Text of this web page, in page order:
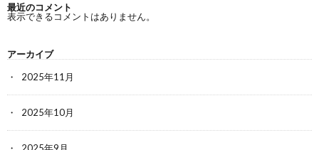
最近のコメント
表示できるコメントはありません。
アーカイブ
2025年11月
2025年10月
2025年9月